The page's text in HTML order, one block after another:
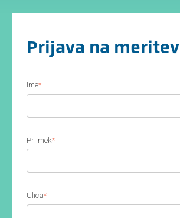
Prijava na meritev
Ime*
Priimek*
Ulica*